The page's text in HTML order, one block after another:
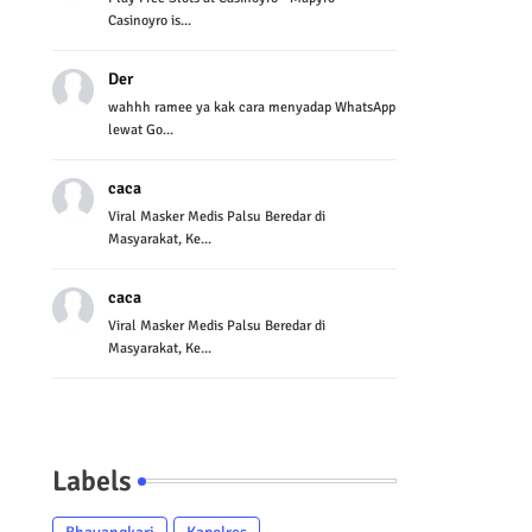
Casinoyro is...
Der
wahhh ramee ya kak cara menyadap WhatsApp
lewat Go...
caca
Viral Masker Medis Palsu Beredar di
Masyarakat, Ke...
caca
Viral Masker Medis Palsu Beredar di
Masyarakat, Ke...
Labels